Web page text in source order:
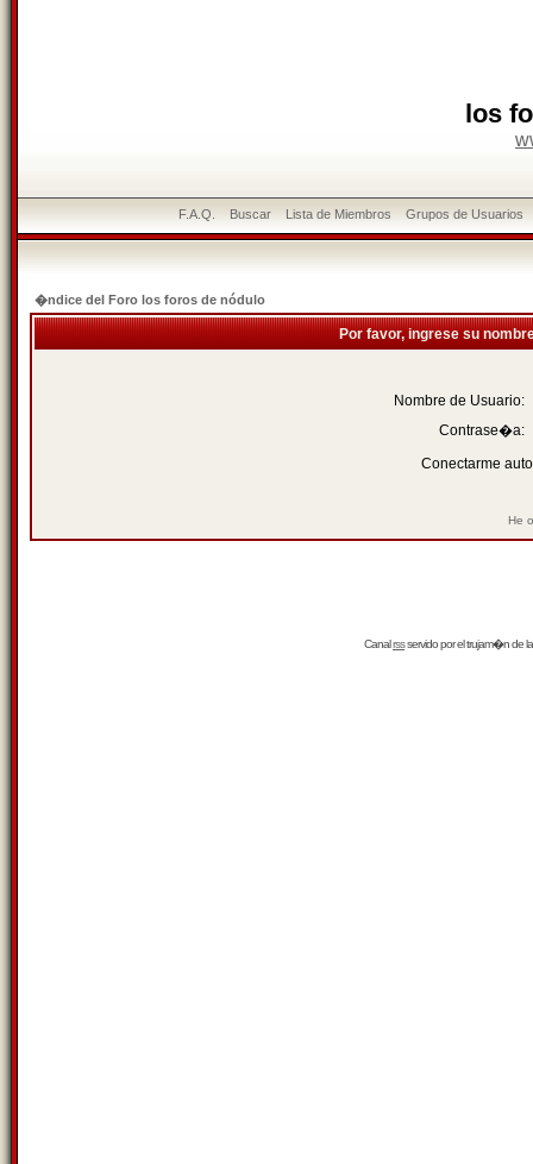
los
F.A.Q. Buscar Lista de Miembros Grupos de Usuarios
�ndice del Foro los foros de nódulo
Por favor, ingrese su
Nombre de Usuario:
Contrase�a:
Conectarme
He
Canalrssservido por eltrujam�nde